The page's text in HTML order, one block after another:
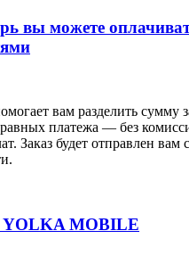
вы можете
вам разделить сумму
платежа — без
Заказ будет отправлен вам
YOLKA MOBILE